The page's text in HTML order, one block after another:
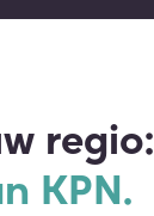
regio:
KPN.